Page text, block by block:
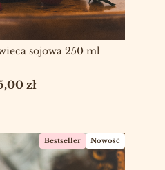
sojowa 250 ml
zł
Bestseller Nowość